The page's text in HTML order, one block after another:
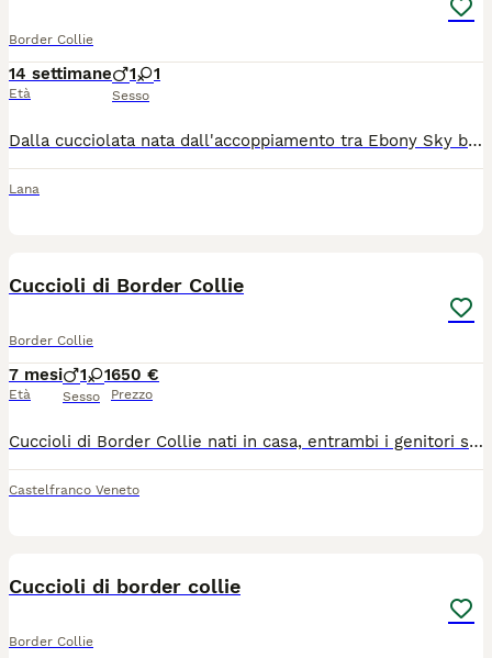
Border Collie
14 settimane
Età
1 1
Sesso
Dalla cucciolata nata dall'accoppiamento tra Ebony Sky by the Lake "Yuma" e Mikami Black Smoke Rising "Shay" sono ancora disponibili un maschio e una femmina. I cuccioli sono nati il 26 aprile 2026 e crescono in ambiente familiare, a stretto contatto con le persone e con gli altri cani. Sono ben socializzati e abituati ai normali stimoli della vita quotidiana. Provengono da linee da esposizione inglesi e australiane. Entrambi i genitori sono esposti con grande successo e si distinguono non solo per la loro tipicità, ma anche per il carattere equilibrato e socievole. Oltre alle esposizioni, sono attivi negli sport cinofili; la madre lavora inoltre con le pecore. Entrambi i genitori sono sottoposti a tutti i controlli sanitari previsti per la razza: radiografie ufficiali di anche, gomiti e spalle, visita oculistica e test genetici. Alla consegna i cuccioli saranno: sverminati più volte; vaccinati contro cimurro, parvovirosi ed epatite infettiva; microchippati; iscritti all'Anagrafe Canina; muniti di pedigree FCI. Cerchiamo per loro famiglie responsabili e attive, che conoscano le esigenze della razza o siano disposte a conoscerle, e che possano offrire ai cuccioli il tempo, le attenzioni e le attività di cui un Border Collie ha bisogno. I cuccioli sono visibili a Lana (BZ) previo appuntamento. Per vedere altre foto potete visitare la mia pagina Facebook "Stefanie Ouessant". Per ulteriori informazioni non esitate a contattarmi in privato.
Lana
Cuccioli di Border Collie
Border Collie
7 mesi
Età
1 1
Sesso
650 €
Prezzo
Cuccioli di Border Collie nati in casa, entrambi i genitori sono visibili in famiglia, ottimo imprinting, cresciuti liberi, abbiamo un bellissimo giardino in costiera al sole. I cuccioli sono stati sverminati due volte, primo vaccino e microchip
Castelfranco Veneto
Cuccioli di border collie
Border Collie